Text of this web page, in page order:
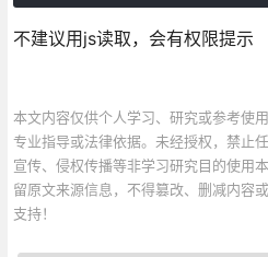
不建议用js读取，会有权限提示
本文内容仅供个人学习、研究或参考使
专业指导或法律依据。未经授权，禁止
宣传、侵权传播等非学习研究目的使用
留原文来源信息，不得篡改、删减内容
支持！